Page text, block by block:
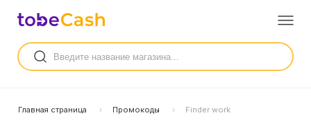
Главная страница Промокоды Finder work